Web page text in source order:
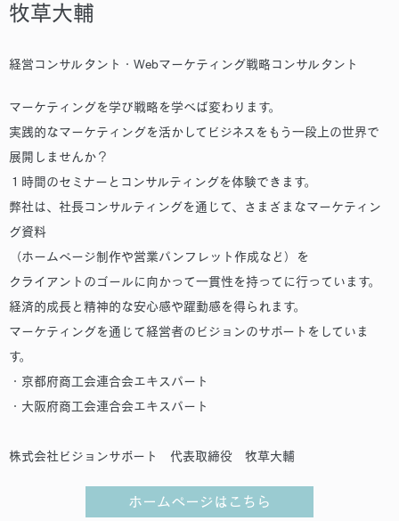
牧草大輔
経営コンサルタント・Webマーケティング戦略コンサルタント
マーケティングを学び戦略を学べば変わります。
実践的なマーケティングを活かしてビジネスをもう一段上の世界で
展開しませんか？
１時間のセミナーとコンサルティングを体験できます。
弊社は、社長コンサルティングを通じて、さまざまなマーケティン
グ資料
（ホームページ制作や営業パンフレット作成など）を
クライアントのゴールに向かって一貫性を持ってに行っています。
経済的成長と精神的な安心感や躍動感を得られます。
マーケティングを通じて経営者のビジョンのサポートをしていま
す。
・京都府商工会連合会エキスパート
・大阪府商工会連合会エキスパート
株式会社ビジョンサポート 代表取締役 牧草大輔
ホームページはこちら